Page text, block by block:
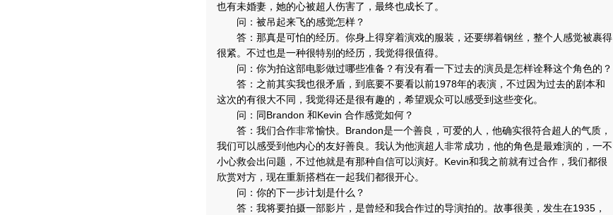
也有未婚妻，她的心被超人伤害了，最终也成长了。
问：被吊起来飞的感觉怎样？
答：那真是可怕的经历。你身上得穿着演戏的服装，还要绑着钢丝，整个人感觉被裹得
很紧。不过也是一种很特别的经历，我觉得很值得。
问：你为拍这部电影做过哪些准备？有没有看一下过去的演员是怎样诠释这个角色的？
答：之前其实我也很矛盾，到底要不要看以前1978年的表演，不过因为过去的剧本和
这次的有很大不同，我觉得还是很有趣的，希望观众可以感受到这些变化。
问：同Brandon 和Kevin 合作感觉如何？
答：我们合作非常愉快。Brandon是一个善良，可爱的人，他确实很符合超人的气质，
我们可以感受到他内心的友好善良。我认为他演超人非常成功，他的角色是最难演的，一不
小心救会出问题，不过他就是有那种自信可以演好。Kevin和我之前就有过合作，我们都很
欣赏对方，现在重新搭档在一起我们都很开心。
问：你的下一步计划是什么？
答：我将要拍摄一部影片，是曾经和我合作过的导演拍的。故事很美，发生在1935，